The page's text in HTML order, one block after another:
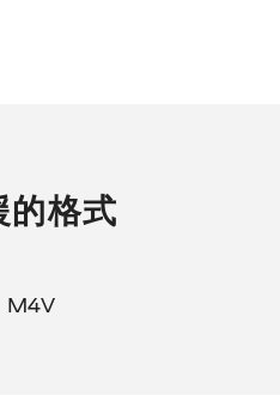
的格式
M4V